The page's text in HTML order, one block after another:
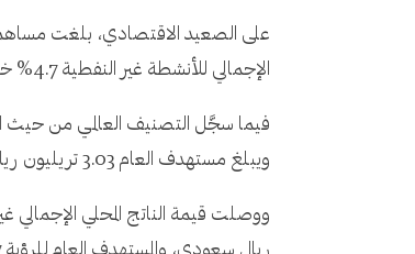
الإجمالي للأنشطة غير النفطية 4.7% خلال العام 2023.
ويبلغ مستهدف العام 3.03 تريليون ريال سعودي، ومستهدف الرؤية 6.5 تريليون ريال سعودي.